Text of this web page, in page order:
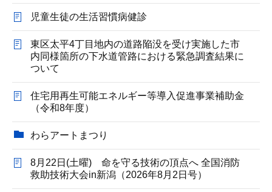
児童生徒の生活習慣病健診
東区太平4丁目地内の道路陥没を受け実施した市
内同様箇所の下水道管路における緊急調査結果に
ついて
住宅用再生可能エネルギー等導入促進事業補助金
（令和8年度）
わらアートまつり
8月22日(土曜) 命を守る技術の頂点へ 全国消防
救助技術大会in新潟（2026年8月2日号）